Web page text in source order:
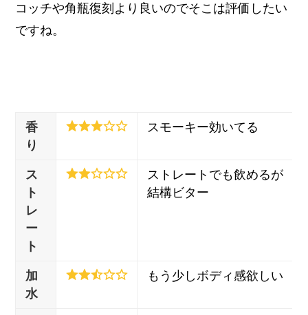
コッチや角瓶復刻より良いのでそこは評価したい
ですね。
香
り
スモーキー効いてる
ス
ト
レ
ー
ト
ストレートでも飲めるが
結構ビター
加
水
もう少しボディ感欲しい